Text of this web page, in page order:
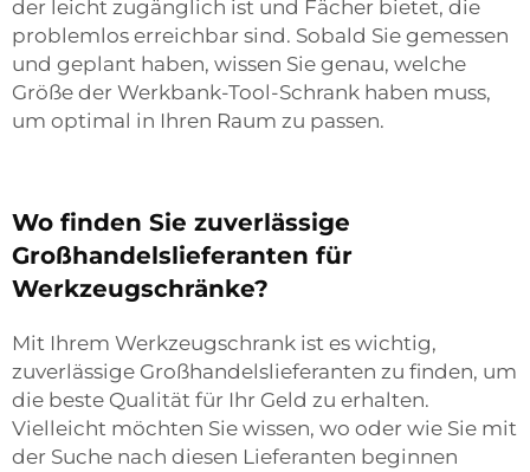
der leicht zugänglich ist und Fächer bietet, die
problemlos erreichbar sind. Sobald Sie gemessen
und geplant haben, wissen Sie genau, welche
Größe der Werkbank-Tool-Schrank haben muss,
um optimal in Ihren Raum zu passen.
Wo finden Sie zuverlässige
Großhandelslieferanten für
Werkzeugschränke?
Mit Ihrem Werkzeugschrank ist es wichtig,
zuverlässige Großhandelslieferanten zu finden, um
die beste Qualität für Ihr Geld zu erhalten.
Vielleicht möchten Sie wissen, wo oder wie Sie mit
der Suche nach diesen Lieferanten beginnen